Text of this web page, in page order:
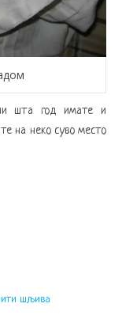
шта год имате и
на неко суво место
шљива